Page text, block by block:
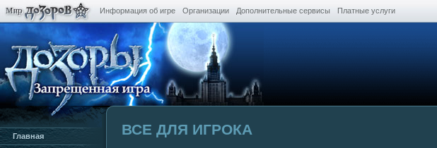
Информация об игре Организации Дополнительные сервисы Платные услуги
Главная
ВСЕ ДЛЯ ИГРОКА